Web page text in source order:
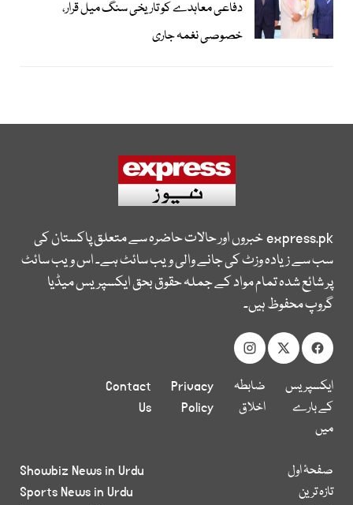
دفاعی معاہدے کو تاریخی سنگ میل قرار،
خصوصی نغمہ جاری
express.pkخبروں اور حالات حاضرہ سے متعلق پاکستان کی
سب سے زیادہ وزٹ کی جانے والی ویب سائٹ ہے۔ اس ویب سائٹ
پر شائع شدہ تمام مواد کے جملہ حقوق بحق ایکسپریس میڈیا
گروپ محفوظ ہیں۔
ایکسپریس
کے بارے
میں
ضابطہ
اخلاق
Privacy
Policy
Contact
Us
صفحۂ اول
تازہ ترین
Showbiz News in Urdu
Sports News in Urdu